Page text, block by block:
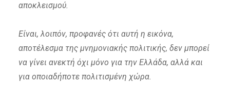
αποκλεισμού.
Είναι, λοιπόν, προφανές ότι αυτή η εικόνα,
αποτέλεσμα της μνημονιακής πολιτικής, δεν μπορεί
να γίνει ανεκτή όχι μόνο για την Ελλάδα, αλλά και
για οποιαδήποτε πολιτισμένη χώρα.